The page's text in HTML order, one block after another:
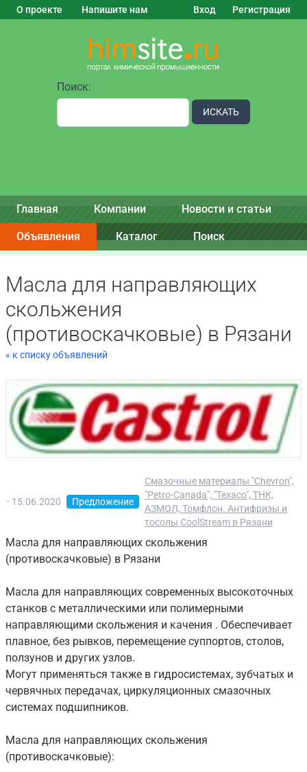
О проекте Напишите нам Вход Регистрация
Поиск:
ИСКАТЬ
Главная Компании Новости и статьи
Объявления Каталог Поиск
Масла для направляющих
скольжения
(противоскачковые) в Рязани
« к списку объявлений
15.06.2020 Предложение
Смазочные материалы "Chevron",
"Petro-Canada", "Texaco", ТНК,
АЗМОЛ, Томфлон. Антифризы и
тосолы CoolStream в Рязани
Масла для направляющих скольжения
(противоскачковые) в Рязани
Масла для направляющих современных высокоточных
станков с металлическими или полимерными
направляющими скольжения и качения . Обеспечивает
плавное, без рывков, перемещение суппортов, столов,
ползунов и других узлов.
Могут применяться также в гидросистемах, зубчатых и
червячных передачах, циркуляционных смазочных
системах подшипников.
Масла для направляющих скольжения
(противоскачковые):